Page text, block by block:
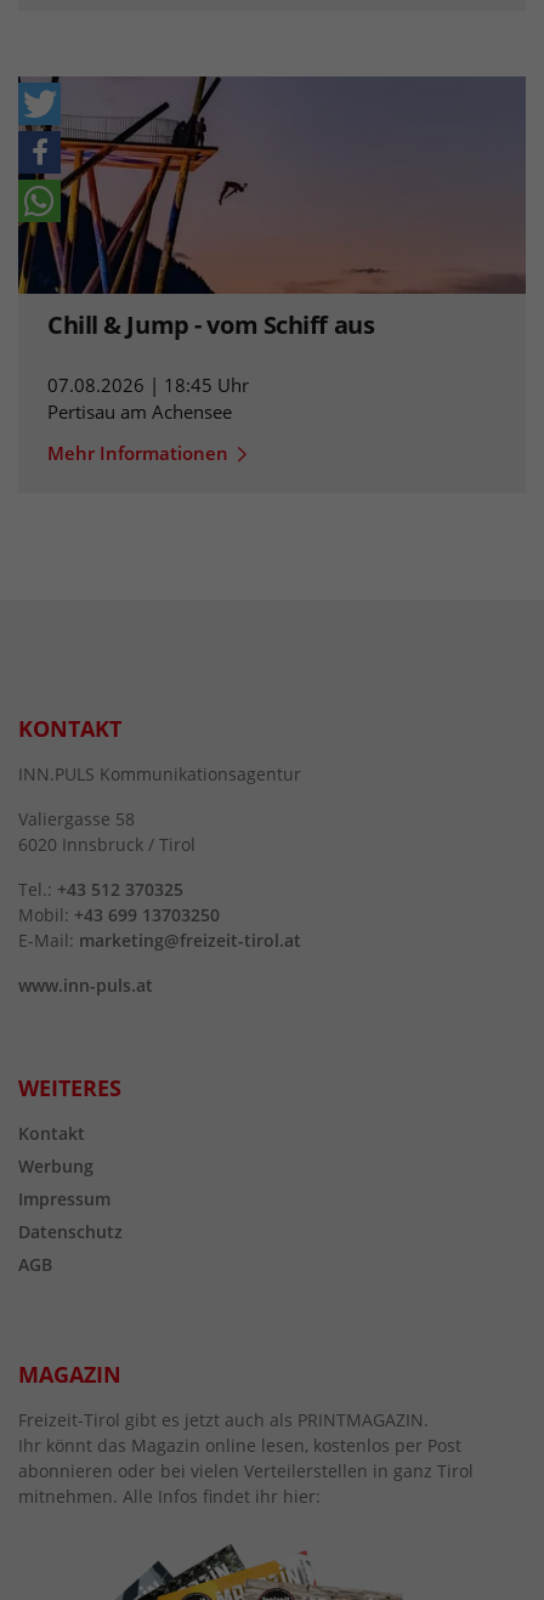
Chill & Jump - vom Schiff aus
07.08.2026 | 18:45 Uhr
Pertisau am Achensee
Mehr Informationen
KONTAKT
INN.PULS Kommunikationsagentur
Valiergasse 58
6020 Innsbruck / Tirol
Tel.: +43 512 370325
Mobil: +43 699 13703250
E-Mail: marketing@freizeit-tirol.at
www.inn-puls.at
WEITERES
Kontakt
Werbung
Impressum
Datenschutz
AGB
MAGAZIN
Freizeit-Tirol gibt es jetzt auch als PRINTMAGAZIN.
Ihr könnt das Magazin online lesen, kostenlos per Post
abonnieren oder bei vielen Verteilerstellen in ganz Tirol
mitnehmen. Alle Infos findet ihr hier: